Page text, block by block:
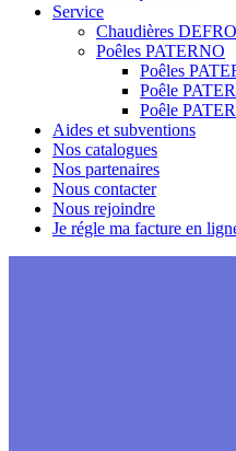
Service
Chaudières DEFRO
Poêles PATERNO
Poêles
Poêle
Poêle
Aides et subventions
Nos catalogues
Nos partenaires
Nous contacter
Nous rejoindre
Je régle ma facture en